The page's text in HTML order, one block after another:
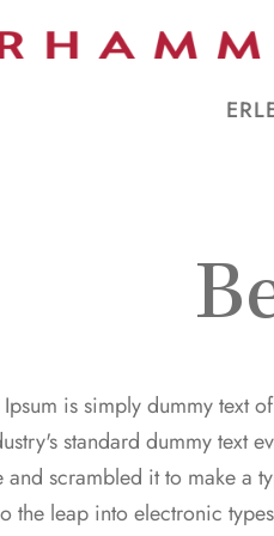
is simply dummy text
standard dummy text
and scrambled it to make a
the leap into electronic